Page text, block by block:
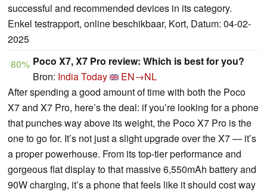
successful and recommended devices in its category.
Enkel testrapport, online beschikbaar, Kort, Datum: 04-02-
2025
80% Poco X7, X7 Pro review: Which is best for you?
Bron: India Today
EN→NL
After spending a good amount of time with both the Poco
X7 and X7 Pro, here’s the deal: if you’re looking for a phone
that punches way above its weight, the Poco X7 Pro is the
one to go for. It’s not just a slight upgrade over the X7 — it’s
a proper powerhouse. From its top-tier performance and
gorgeous flat display to that massive 6,550mAh battery and
90W charging, it’s a phone that feels like it should cost way